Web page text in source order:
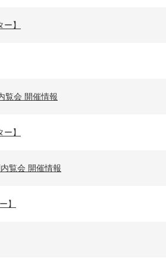
】
覧会 開催情報
】
覧会 開催情報
】